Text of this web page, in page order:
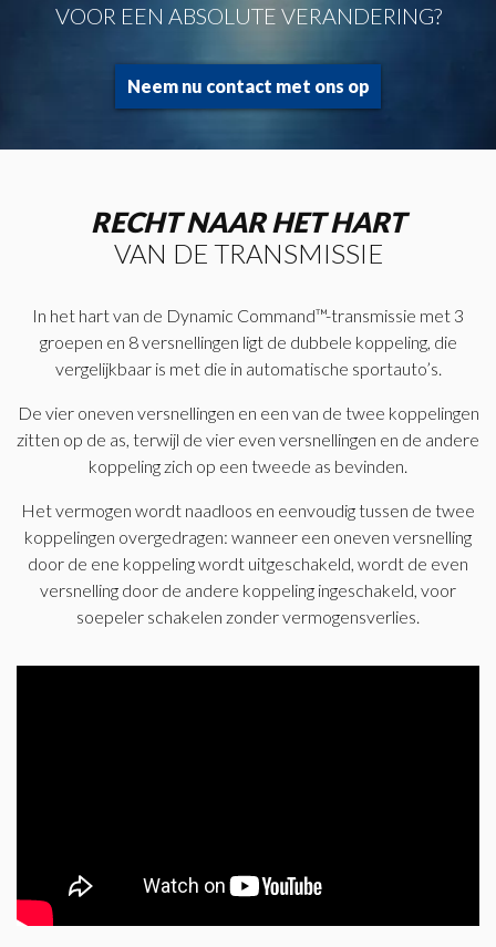
VOOR EEN ABSOLUTE VERANDERING?
Neem nu contact met ons op
RECHT NAAR HET HART
VAN DE TRANSMISSIE
In het hart van de Dynamic Command™-transmissie met 3
groepen en 8 versnellingen ligt de dubbele koppeling, die
vergelijkbaar is met die in automatische sportauto’s.
De vier oneven versnellingen en een van de twee koppelingen
zitten op de as, terwijl de vier even versnellingen en de andere
koppeling zich op een tweede as bevinden.
Het vermogen wordt naadloos en eenvoudig tussen de twee
koppelingen overgedragen: wanneer een oneven versnelling
door de ene koppeling wordt uitgeschakeld, wordt de even
versnelling door de andere koppeling ingeschakeld, voor
soepeler schakelen zonder vermogensverlies.